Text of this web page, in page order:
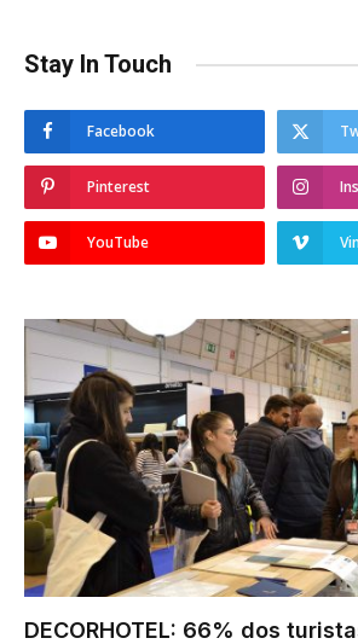
Stay In Touch
Facebook
Pinterest
YouTube
DECORHOTEL: 66% dos